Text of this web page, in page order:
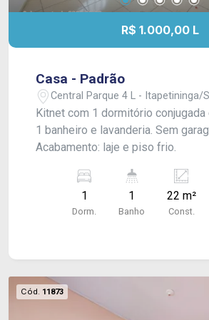
R$ 1.000,00 L
Casa - Padrão
Central Parque 4 L - Itapetininga/
Kitnet com 1 dormitório conjugada
1 banheiro e lavanderia. Sem
Acabamento: laje e piso frio.
1
Dorm.
1
Banho
22 m²
Const.
Cód. 11873